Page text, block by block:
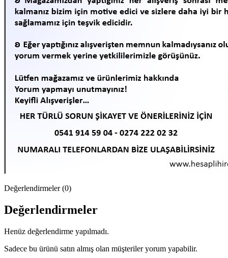
Değerlendirmeler (0)
Değerlendirmeler
Henüz değerlendirme yapılmadı.
Sadece bu ürünü satın almış olan müşteriler yorum yapabilir.